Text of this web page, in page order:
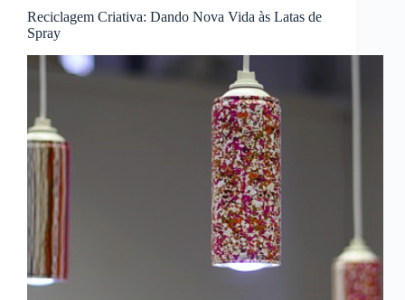
Reciclagem Criativa: Dando Nova Vida às Latas de
Spray